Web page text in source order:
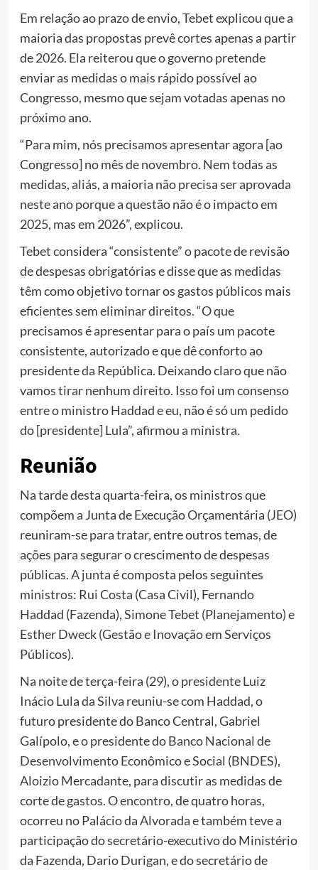
Em relação ao prazo de envio, Tebet explicou que a
maioria das propostas prevê cortes apenas a partir
de 2026. Ela reiterou que o governo pretende
enviar as medidas o mais rápido possível ao
Congresso, mesmo que sejam votadas apenas no
próximo ano.
“Para mim, nós precisamos apresentar agora [ao
Congresso] no mês de novembro. Nem todas as
medidas, aliás, a maioria não precisa ser aprovada
neste ano porque a questão não é o impacto em
2025, mas em 2026”, explicou.
Tebet considera “consistente” o pacote de revisão
de despesas obrigatórias e disse que as medidas
têm como objetivo tornar os gastos públicos mais
eficientes sem eliminar direitos. “O que
precisamos é apresentar para o país um pacote
consistente, autorizado e que dê conforto ao
presidente da República. Deixando claro que não
vamos tirar nenhum direito. Isso foi um consenso
entre o ministro Haddad e eu, não é só um pedido
do [presidente] Lula”, afirmou a ministra.
Reunião
Na tarde desta quarta-feira, os ministros que
compõem a Junta de Execução Orçamentária (JEO)
reuniram-se para tratar, entre outros temas, de
ações para segurar o crescimento de despesas
públicas. A junta é composta pelos seguintes
ministros: Rui Costa (Casa Civil), Fernando
Haddad (Fazenda), Simone Tebet (Planejamento) e
Esther Dweck (Gestão e Inovação em Serviços
Públicos).
Na noite de terça-feira (29), o presidente Luiz
Inácio Lula da Silva reuniu-se com Haddad, o
futuro presidente do Banco Central, Gabriel
Galípolo, e o presidente do Banco Nacional de
Desenvolvimento Econômico e Social (BNDES),
Aloizio Mercadante, para discutir as medidas de
corte de gastos. O encontro, de quatro horas,
ocorreu no Palácio da Alvorada e também teve a
participação do secretário-executivo do Ministério
da Fazenda, Dario Durigan, e do secretário de